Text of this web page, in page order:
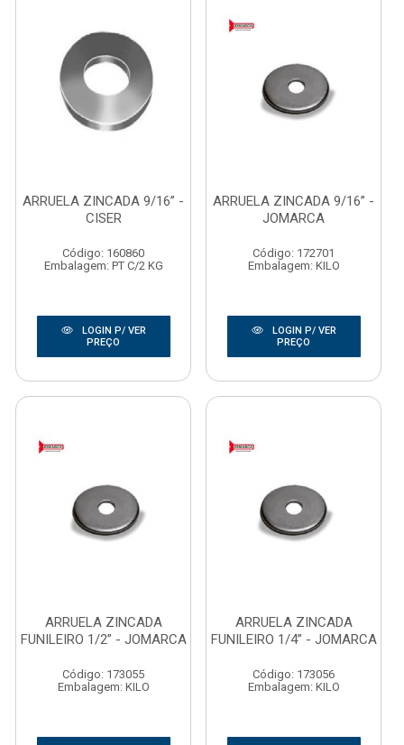
ARRUELA ZINCADA 9/16” -
CISER
Código: 160860
Embalagem: PT C/2 KG
LOGIN P/ VER
PREÇO
ARRUELA ZINCADA 9/16” -
JOMARCA
Código: 172701
Embalagem: KILO
LOGIN P/ VER
PREÇO
ARRUELA ZINCADA
FUNILEIRO 1/2” - JOMARCA
Código: 173055
Embalagem: KILO
ARRUELA ZINCADA
FUNILEIRO 1/4” - JOMARCA
Código: 173056
Embalagem: KILO